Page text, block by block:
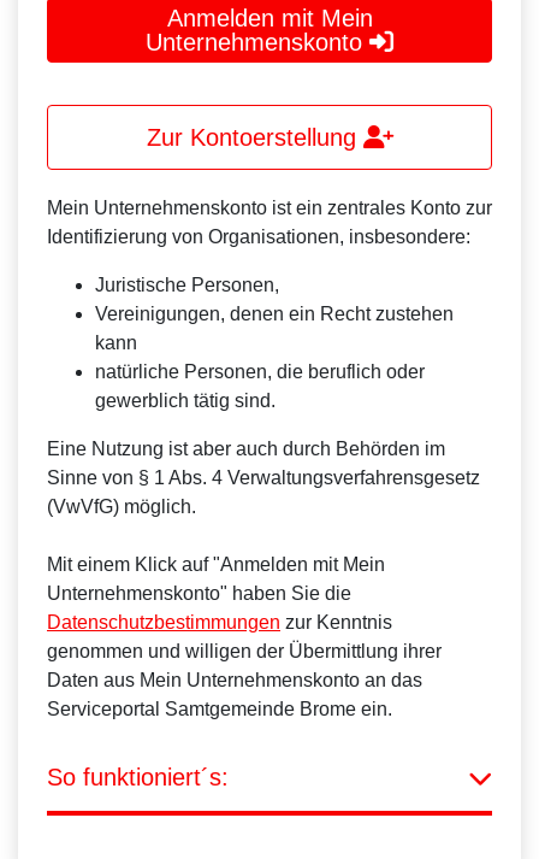
Anmelden mit Mein
Unternehmenskonto
Zur Kontoerstellung
Mein Unternehmenskonto ist ein zentrales Konto zur
Identifizierung von Organisationen, insbesondere:
Juristische Personen,
Vereinigungen, denen ein Recht zustehen
kann
natürliche Personen, die beruflich oder
gewerblich tätig sind.
Eine Nutzung ist aber auch durch Behörden im
Sinne von § 1 Abs. 4 Verwaltungsverfahrensgesetz
(VwVfG) möglich.
Mit einem Klick auf "Anmelden mit Mein
Unternehmenskonto" haben Sie die
Datenschutzbestimmungen zur Kenntnis
genommen und willigen der Übermittlung ihrer
Daten aus Mein Unternehmenskonto an das
Serviceportal Samtgemeinde Brome ein.
So funktioniert´s: